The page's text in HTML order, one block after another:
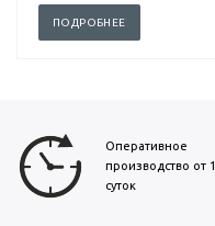
ПОДРОБНЕЕ
Оперативное
производство от 1
суток